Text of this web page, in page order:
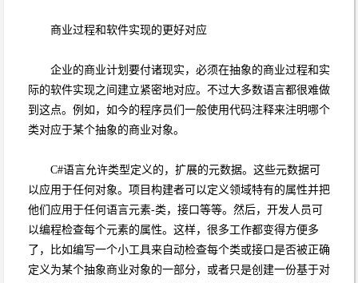
商业过程和软件实现的更好对应
企业的商业计划要付诸现实，必须在抽象的商业过程和实
际的软件实现之间建立紧密地对应。不过大多数语言都很难做
到这点。例如，如今的程序员们一般使用代码注释来注明哪个
类对应于某个抽象的商业对象。
C#语言允许类型定义的，扩展的元数据。这些元数据可
以应用于任何对象。项目构建者可以定义领域特有的属性并把
他们应用于任何语言元素-类，接口等等。然后，开发人员可
以编程检查每个元素的属性。这样，很多工作都变得方便多
了，比如编写一个小工具来自动检查每个类或接口是否被正确
定义为某个抽象商业对象的一部分，或者只是创建一份基于对